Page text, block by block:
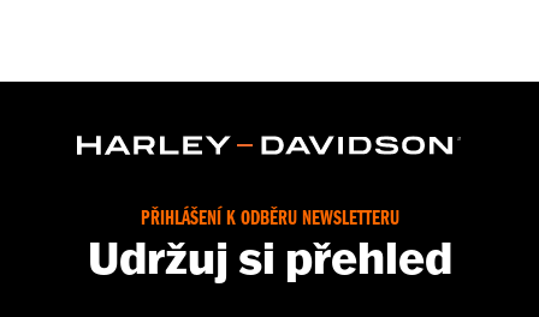
PŘIHLÁŠENÍ K ODBĚRU NEWSLETTERU
Udržuj si přehled